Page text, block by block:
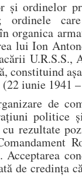
şi ordinelor
ordinele
organica
lui Ion
constituind
(22 iunie 1941
de
politice
rezultate
Acceptarea
de credinţa